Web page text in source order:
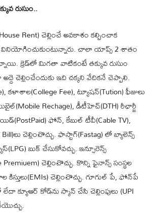
రుసుం..
Rent) చెల్లించే అవ‌కాశం కల్పించాక
చాలా యాప్స్ 2 శాతం
క్రెడ్‌లో మిగ‌తా వాటికంటే త‌క్కువ రుసుం
చెల్లించేందుకు ఇది చక్క‌ని వేదికనే చెప్పాలి.
క‌ళాశాల(College Fee), ట్యూషన్(Tution) ఫీజులు
Rechage), డీటీహెచ్‌(DTH) రీఛార్జీ
ఫోన్‌, కేబుల్ టీవీ(Cable TV),
Bill)లు చెల్లించొచ్చు. ఫాస్టాగ్(Fastag) లో బ్యాలెన్స్
బుక్ చేసుకోవ‌చ్చు. ఇన్సూరెన్స్
చెల్లించొచ్చు. కొన్ని ఫైనాన్స్ సంస్థ‌ల
కిస్తులు(EMIs) చెల్లించొచ్చు. గూగుల్ పే, ఫోన్‌పే
క్యూఆర్ కోడ్‌ను స్కాన్ చేసి చెల్లింపులు (UPI